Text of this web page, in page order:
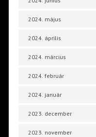
2024. május
2024. április
2024. március
2024. február
2024. január
2023. december
2023. november